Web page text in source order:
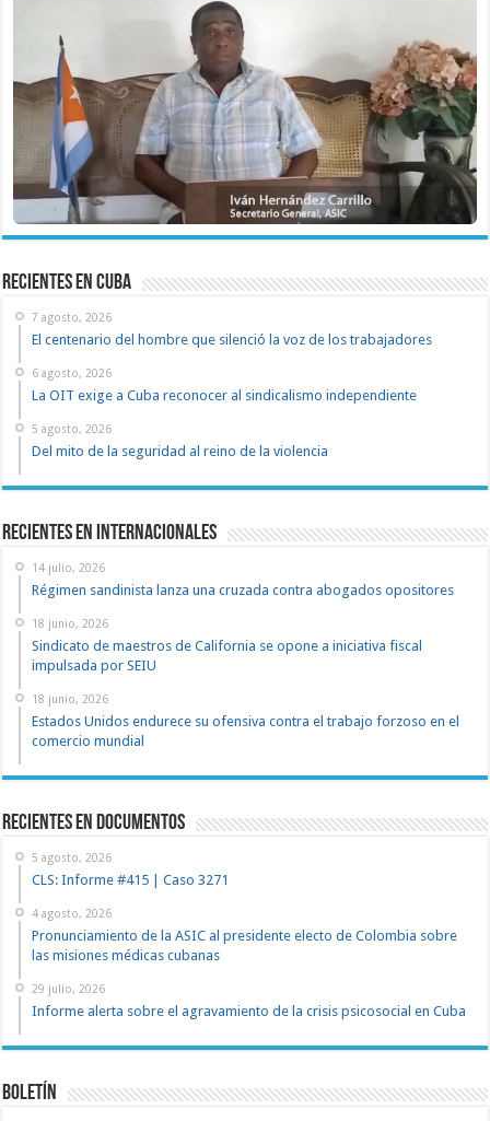
recientes en cuba
7 agosto, 2026
El centenario del hombre que silenció la voz de los trabajadores
6 agosto, 2026
La OIT exige a Cuba reconocer al sindicalismo independiente
5 agosto, 2026
Del mito de la seguridad al reino de la violencia
Recientes en Internacionales
14 julio, 2026
Régimen sandinista lanza una cruzada contra abogados opositores
18 junio, 2026
Sindicato de maestros de California se opone a iniciativa fiscal
impulsada por SEIU
18 junio, 2026
Estados Unidos endurece su ofensiva contra el trabajo forzoso en el
comercio mundial
recientes en documentos
5 agosto, 2026
CLS: Informe #415 | Caso 3271
4 agosto, 2026
Pronunciamiento de la ASIC al presidente electo de Colombia sobre
las misiones médicas cubanas
29 julio, 2026
Informe alerta sobre el agravamiento de la crisis psicosocial en Cuba
Boletín